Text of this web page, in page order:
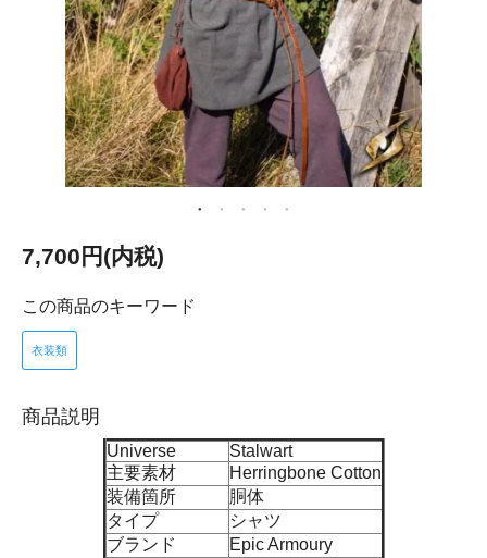
7,700円(内税)
この商品のキーワード
衣装類
商品説明
Universe
Stalwart
主要素材
Herringbone Cotton
装備箇所
胴体
タイプ
シャツ
ブランド
Epic Armoury